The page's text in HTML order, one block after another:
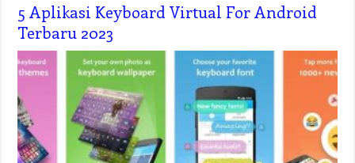
5 Aplikasi Keyboard Virtual For Android
Terbaru 2023